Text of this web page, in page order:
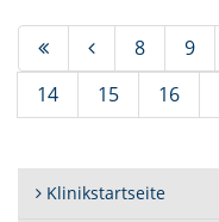
8 9
14
15 16
Klinikstartseite